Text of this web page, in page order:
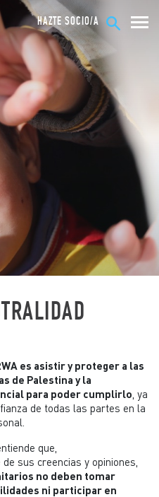
HAZTE SOCIO/A
es asistir y proteger a las
de Palestina y la
para poder cumplirlo , ya
de todas las partes en la
que,
sus creencias y opiniones,
no deben tomar
ni participar en